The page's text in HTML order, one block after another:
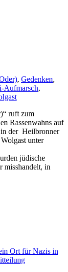
, Gedenken,
Aufmarsch,
ruft zum
Rassenwahns auf
der Heilbronner
unter
jüdische
misshandelt, in
Ort für Nazis in